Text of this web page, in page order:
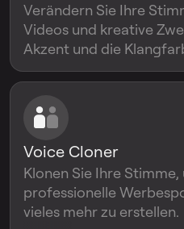
Verändern Sie Ihre
Videos und kreative
Akzent und die
Voice Cloner
Klonen Sie Ihre
professionelle
vieles mehr zu erstellen.